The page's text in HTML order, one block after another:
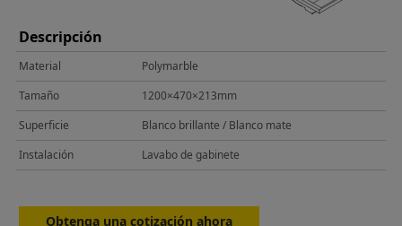
Descripción
Material
Polymarble
Tamaño
1200×470×213mm
Superficie
Blanco brillante / Blanco mate
Instalación
Lavabo de gabinete
Obtenga una cotización ahora